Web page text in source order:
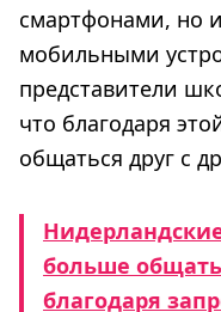
смартфонами, но
мобильными
представители
что благодаря
общаться друг с
больше
благодаря